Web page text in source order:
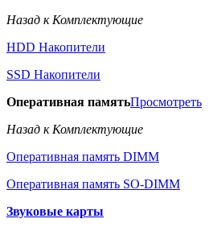
Назад к Комплектующие
HDD Накопители
SSD Накопители
Оперативная памятьПросмотреть
Назад к Комплектующие
Оперативная память DIMM
Оперативная память SO-DIMM
Звуковые карты